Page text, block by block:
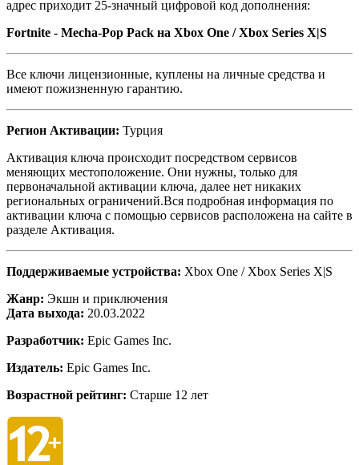
адрес приходит 25-значный цифровой код дополнения:
Fortnite - Mecha-Pop Pack на Xbox One / Xbox Series X|S
Все ключи лицензионные, куплены на личные средства и
имеют пожизненную гарантию.
Регион Активации: Турция
Активация ключа происходит посредством сервисов
меняющих местоположение. Они нужны, только для
первоначальной активации ключа, далее нет никаких
региональных ограничений.Вся подробная информация по
активации ключа с помощью сервисов расположена на сайте в
разделе Активация.
Поддерживаемые устройства: Xbox One / Xbox Series X|S
Жанр: Экшн и приключения
Дата выхода: 20.03.2022
Разработчик: Epic Games Inc.
Издатель: Epic Games Inc.
Возрастной рейтинг: Старше 12 лет